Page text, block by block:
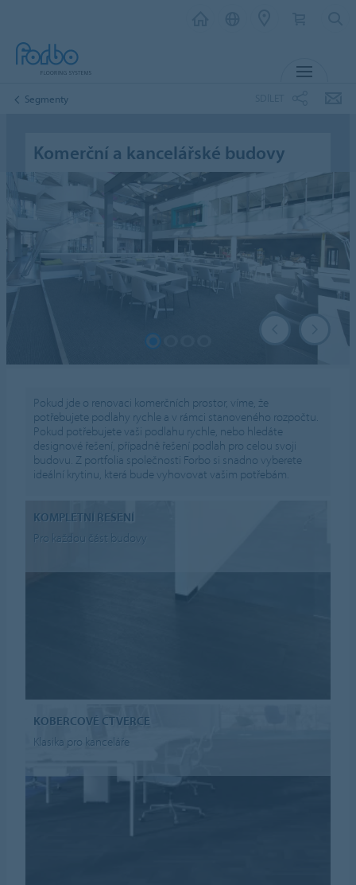
Segmenty
Komerční a kancelářské budovy
Pokud jde o renovaci komerčních prostor, víme, že
potřebujete podlahy rychle a v rámci stanoveného rozpočtu.
Pokud potřebujete vaši podlahu rychle, nebo hledáte
designové řešení, případně řešení podlah pro celou svoji
budovu. Z portfolia společnosti Forbo si snadno vyberete
ideální krytinu, která bude vyhovovat vašim potřebám.
KOMPLETNÍ ŘEŠENÍ
Pro každou část budovy
KOBERCOVÉ ČTVERCE
Klasika pro kanceláře